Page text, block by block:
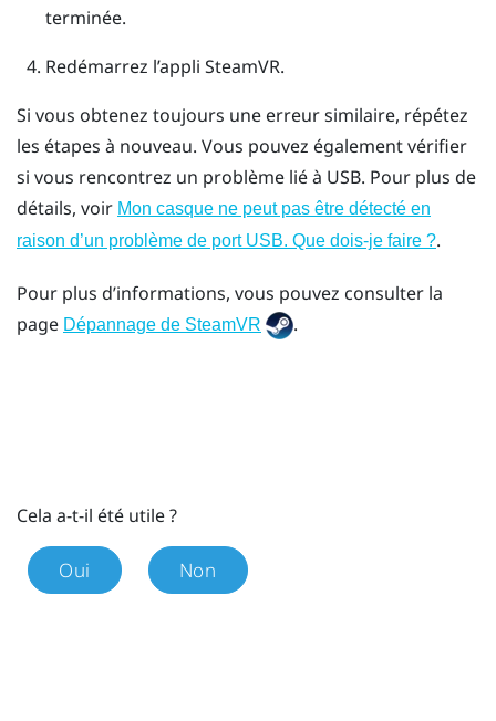
terminée.
Redémarrez l’appli SteamVR.
Si vous obtenez toujours une erreur similaire, répétez
les étapes à nouveau. Vous pouvez également vérifier
si vous rencontrez un problème lié à USB. Pour plus de
détails, voir Mon casque ne peut pas être détecté en
raison d’un problème de port USB. Que dois-je faire ?.
Pour plus d’informations, vous pouvez consulter la
page Dépannage de SteamVR .
Cela a-t-il été utile ?
Oui Non